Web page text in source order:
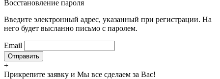
Восстановление пароля
Введите электронный адрес, указанный при регистрации. На
него будет высланно письмо с паролем.
Email
+
Прикрепите заявку и Мы все сделаем за Вас!